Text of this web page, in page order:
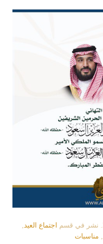
. نشر في قسم اجتماع العيد
مناسبات